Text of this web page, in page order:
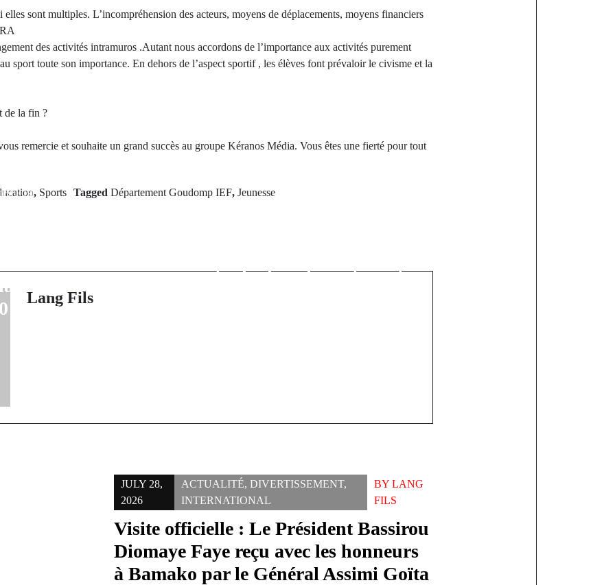
elles sont multiples. L’incompréhension des acteurs, moyens de déplacements, moyens financiers
des activités intramuros .Autant nous accordons de l’importance aux activités purement
sport toute son importance. En dehors de l’aspect sportif , les élèves font prévaloir le civisme et la
de la fin ?
remercie et souhaite un grand succès au groupe Kéranos Média. Vous êtes une fierté pour tout
, Sports Tagged Département Goudomp IEF, Jeunesse
Post
Turquie : le
dépasse les
morts
contre la déscolarisation et
Lang Fils
JULY 28,
2026
ACTUALITÉ, DIVERTISSEMENT,
INTERNATIONAL
BYLANG
FILS
Visite officielle : Le Président Bassirou
Diomaye Faye reçu avec les honneurs
à Bamako par le Général Assimi Goïta